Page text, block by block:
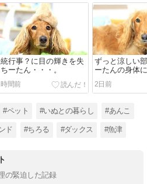
行事？に目の輝きを失
ーたん・・・。
間前
ずっと涼しい
ーたんの身体
が・・！！
2日前
#ペット #いぬとの暮らし #あんこ
ド #ちろる #ダックス #魚津
の緊迫した記録